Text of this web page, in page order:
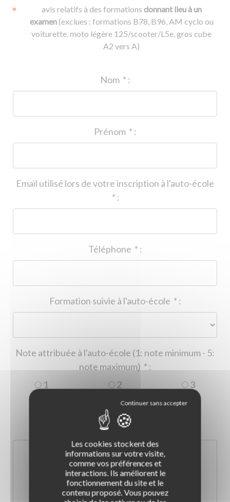
avis relatifs à des formations donnant lieu à un
examen(exclues : formations B78, B96, AM cyclo ou
voiturette, moto légère 125/scooter/L5e, gros cube
A2 vers A)
* :
* :
Email utilisé lors de votre inscription à l'auto-école
* :
* :
* :
Note attribuée à l'auto-école (1: note minimum - 5:
* :
1
2
3
5
Les cookies stockent des
informations sur votre visite,
comme vos préférences et
interactions. Ils améliorent le
fonctionnement du site et le
contenu proposé. Vous pouvez